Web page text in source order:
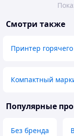
Смотри также
Принтер
Компактный
Популярные
Без бренда